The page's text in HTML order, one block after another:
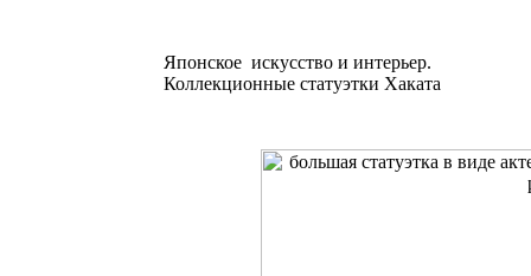
Японское искусство и интерьер.
Коллекционные статуэтки Хаката